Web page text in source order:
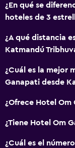
General
¿En qué se
hoteles de 3
¿A qué distancia
Katmandú
¿Cuál es la mejor
Ganapati desde
¿Ofrece Hotel
¿Tiene Hotel Om
¿Cuál es el